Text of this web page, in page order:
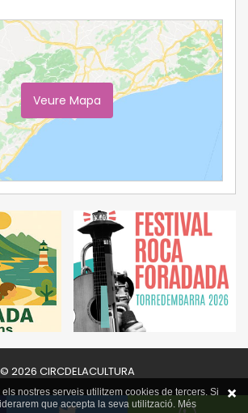
Veure Mapa
© 2026 CIRCDELACULTURA
nostres serveis utilitzem cookies de tercers. Si
que accepta la seva utilització. Més